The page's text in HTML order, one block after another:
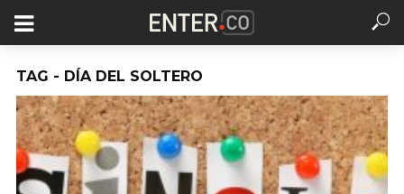
TAG - DÍA DEL SOLTERO